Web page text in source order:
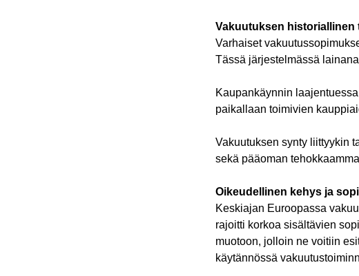
Vakuutuksen historiallinen
Varhaiset
Tässä järjestelmässä
Kaupankäynnin
paikallaan toimivien
Vakuutuksen synty liittyykin
sekä pääoman
Oikeudellinen kehys ja
Keskiajan Euroopassa
rajoitti korkoa sisältävien
muotoon, jolloin ne voitiin
käytännössä